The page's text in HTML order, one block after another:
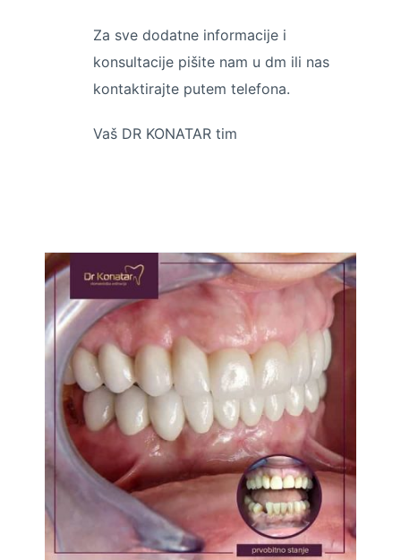
Za sve dodatne informacije i
konsultacije pišite nam u dm ili nas
kontaktirajte putem telefona.
Vaš DR KONATAR tim